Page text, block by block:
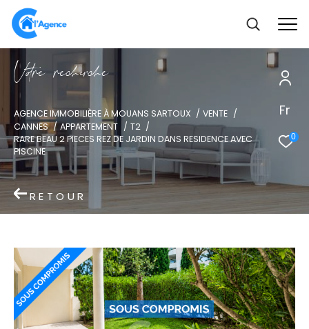
Fr
0
Vore recece
AGENCE IMMOBILIÈRE À MOUANS SARTOUX
VENTE
CANNES
APPARTEMENT
T2
RARE BEAU 2 PIECES REZ DE JARDIN DANS RESIDENCE AVEC
PISCINE
RETOUR